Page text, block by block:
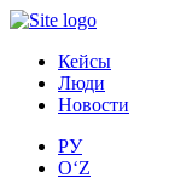
Кейсы
Люди
Новости
РУ
O‘Z